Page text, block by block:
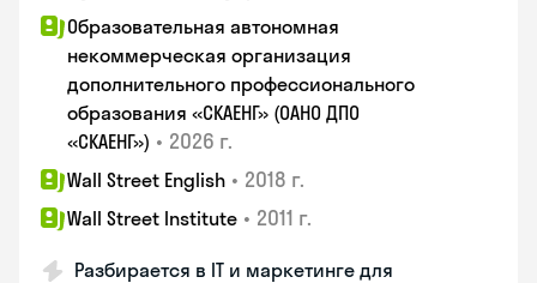
Образовательная автономная
некоммерческая организация
дополнительного профессионального
образования «СКАЕНГ» (ОАНО ДПО
«СКАЕНГ») • 2026 г.
Wall Street English • 2018 г.
Wall Street Institute • 2011 г.
Разбирается в IT и маркетинге для